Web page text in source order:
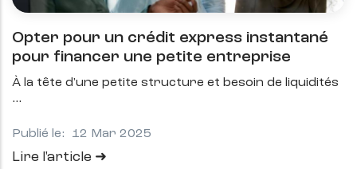
Opter pour un crédit express instantané
pour financer une petite entreprise
À la tête d'une petite structure et besoin de liquidités
Publié le: 12 Mar 2025
Lire l'article